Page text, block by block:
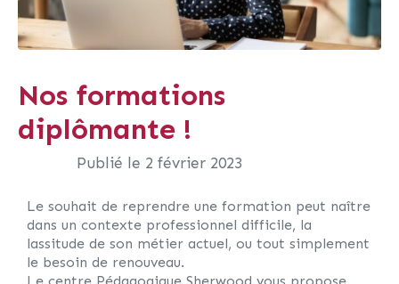
Publié le 2 février 2023
Nos formations
diplômante !
Le souhait de reprendre une formation peut naître
dans un contexte professionnel difficile, la
lassitude de son métier actuel, ou tout simplement
le besoin de renouveau.
Le centre Pédagogique Sherwood vous propose